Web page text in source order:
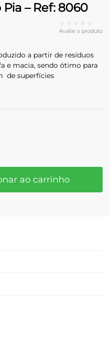
– Ref: 8060
Avalie o produto
a partir de resíduos
e macia, sendo ótimo para
de superfícies
ao carrinho